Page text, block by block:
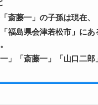
斎藤一」の子孫は現在
福島県会津若松市」にあ
」「斎藤一」「山口二